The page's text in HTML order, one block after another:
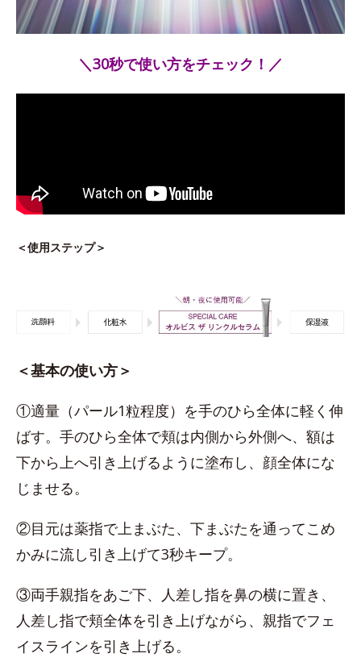
＼30秒で使い方をチェック！／
＜使用ステップ＞
＜基本の使い方＞
①適量（パール1粒程度）を手のひら全体に軽く伸
ばす。手のひら全体で頬は内側から外側へ、額は
下から上へ引き上げるように塗布し、顔全体にな
じませる。
②目元は薬指で上まぶた、下まぶたを通ってこめ
かみに流し引き上げて3秒キープ。
③両手親指をあご下、人差し指を鼻の横に置き、
人差し指で頬全体を引き上げながら、親指でフェ
イスラインを引き上げる。